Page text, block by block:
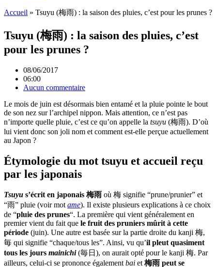
Accueil » Tsuyu (梅雨) : la saison des pluies, c’est pour les prunes ?
Tsuyu (梅雨) : la saison des pluies, c’est
pour les prunes ?
08/06/2017
06:00
Aucun commentaire
Le mois de juin est désormais bien entamé et la pluie pointe le bout
de son nez sur l’archipel nippon. Mais attention, ce n’est pas
n’importe quelle pluie, c’est ce qu’on appelle la tsuyu (梅雨). D’où
lui vient donc son joli nom et comment est-elle perçue actuellement
au Japon ?
Étymologie du mot tsuyu et accueil reçu
par les japonais
Tsuyu s’écrit en japonais 梅雨 où 梅 signifie “prune/prunier” et
“雨” pluie (voir motame). Il existe plusieurs explications à ce choix
de “pluie des prunes“. La première qui vient généralement en
premier vient du fait que le fruit des pruniers mûrit à cette
période (juin). Une autre est basée sur la partie droite du kanji 梅,
毎 qui signifie “chaque/tous les”. Ainsi, vu qu’il pleut quasiment
tous les jours mainichi(毎日), on aurait opté pour le kanji 梅. Par
ailleurs, celui-ci se prononce égalementbai et梅雨 peut se